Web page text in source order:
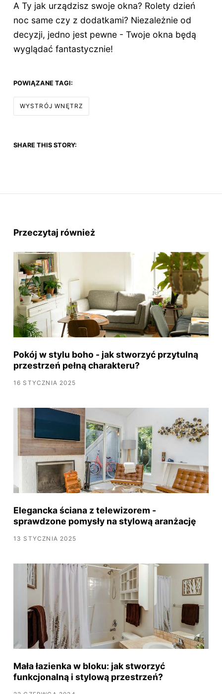
A Ty jak urządzisz swoje okna? Rolety dzień
noc same czy z dodatkami? Niezależnie od
decyzji, jedno jest pewne - Twoje okna będą
wyglądać fantastycznie!
POWIĄZANE TAGI:
WYSTRÓJ WNĘTRZ
SHARE THIS STORY:
Przeczytaj również
Pokój w stylu boho - jak stworzyć przytulną
przestrzeń pełną charakteru?
16 STYCZNIA 2025
Elegancka ściana z telewizorem -
sprawdzone pomysły na stylową aranżację
13 STYCZNIA 2025
Mała łazienka w bloku: jak stworzyć
funkcjonalną i stylową przestrzeń?